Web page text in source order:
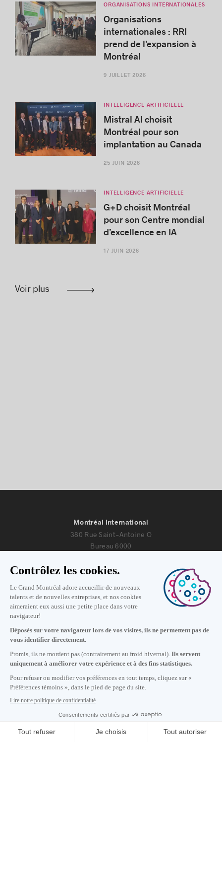
ORGANISATIONS INTERNATIONALES
Organisations
internationales : RRI
prend de l’expansion à
Montréal
9 JUILLET 2026
INTELLIGENCE ARTIFICIELLE
Mistral AI choisit
Montréal pour son
implantation au Canada
25 JUIN 2026
INTELLIGENCE ARTIFICIELLE
G+D choisit Montréal
pour son Centre mondial
d’excellence en IA
17 JUIN 2026
Voir plus
S'abonner à notre infolettre
Carrières
À propos de nous
Montréal International
380 Rue Saint-Antoine O
Bureau 6000
Nous joindre
Lundi au vendredi de 8h30 à 17h.